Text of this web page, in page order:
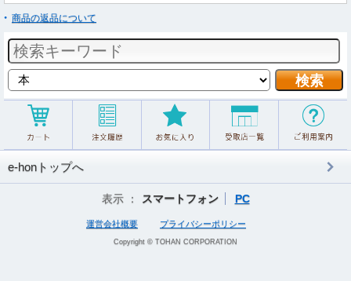
商品の返品について
e-honトップへ
表示 ： スマートフォン PC
運営会社概要 プライバシーポリシー
Copyright © TOHAN CORPORATION